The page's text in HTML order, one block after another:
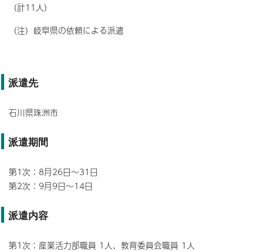
（計11人）
（注）岐阜県の依頼による派遣
派遣先
石川県珠洲市
派遣期間
第1次：8月26日～31日
第2次：9月9日～14日
派遣内容
第1次：産業活力部職員 1人、教育委員会職員 1人